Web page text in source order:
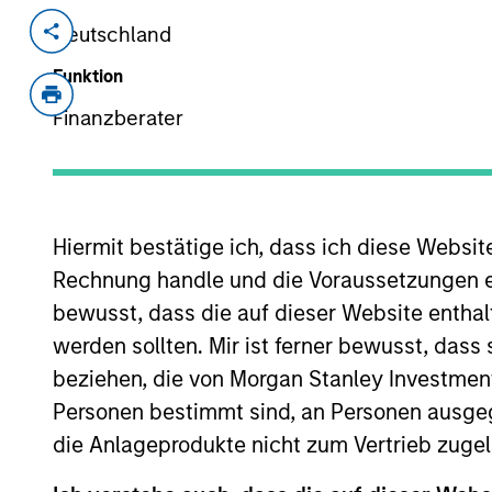
Deutschland
Funktion
Finanzberater
Hiermit bestätige ich, dass ich diese
Rechnung handle und die Voraussetzungen
bewusst, dass die auf dieser Website
werden sollten. Mir ist ferner bewusst,
beziehen, die von Morgan Stanley
Personen bestimmt sind, an Personen
die Anlageprodukte nicht zum Vertrieb
Invested on
Hanwha L&C is a leading building
flooring materials, decorative films &
As of July 25, 2025. The above is
resulted in positive performance (for
above are the property of their respective
such owners. By clicking on any links
only as a convenience and the inclusion
monitoring by us of any information
or your use of such site.